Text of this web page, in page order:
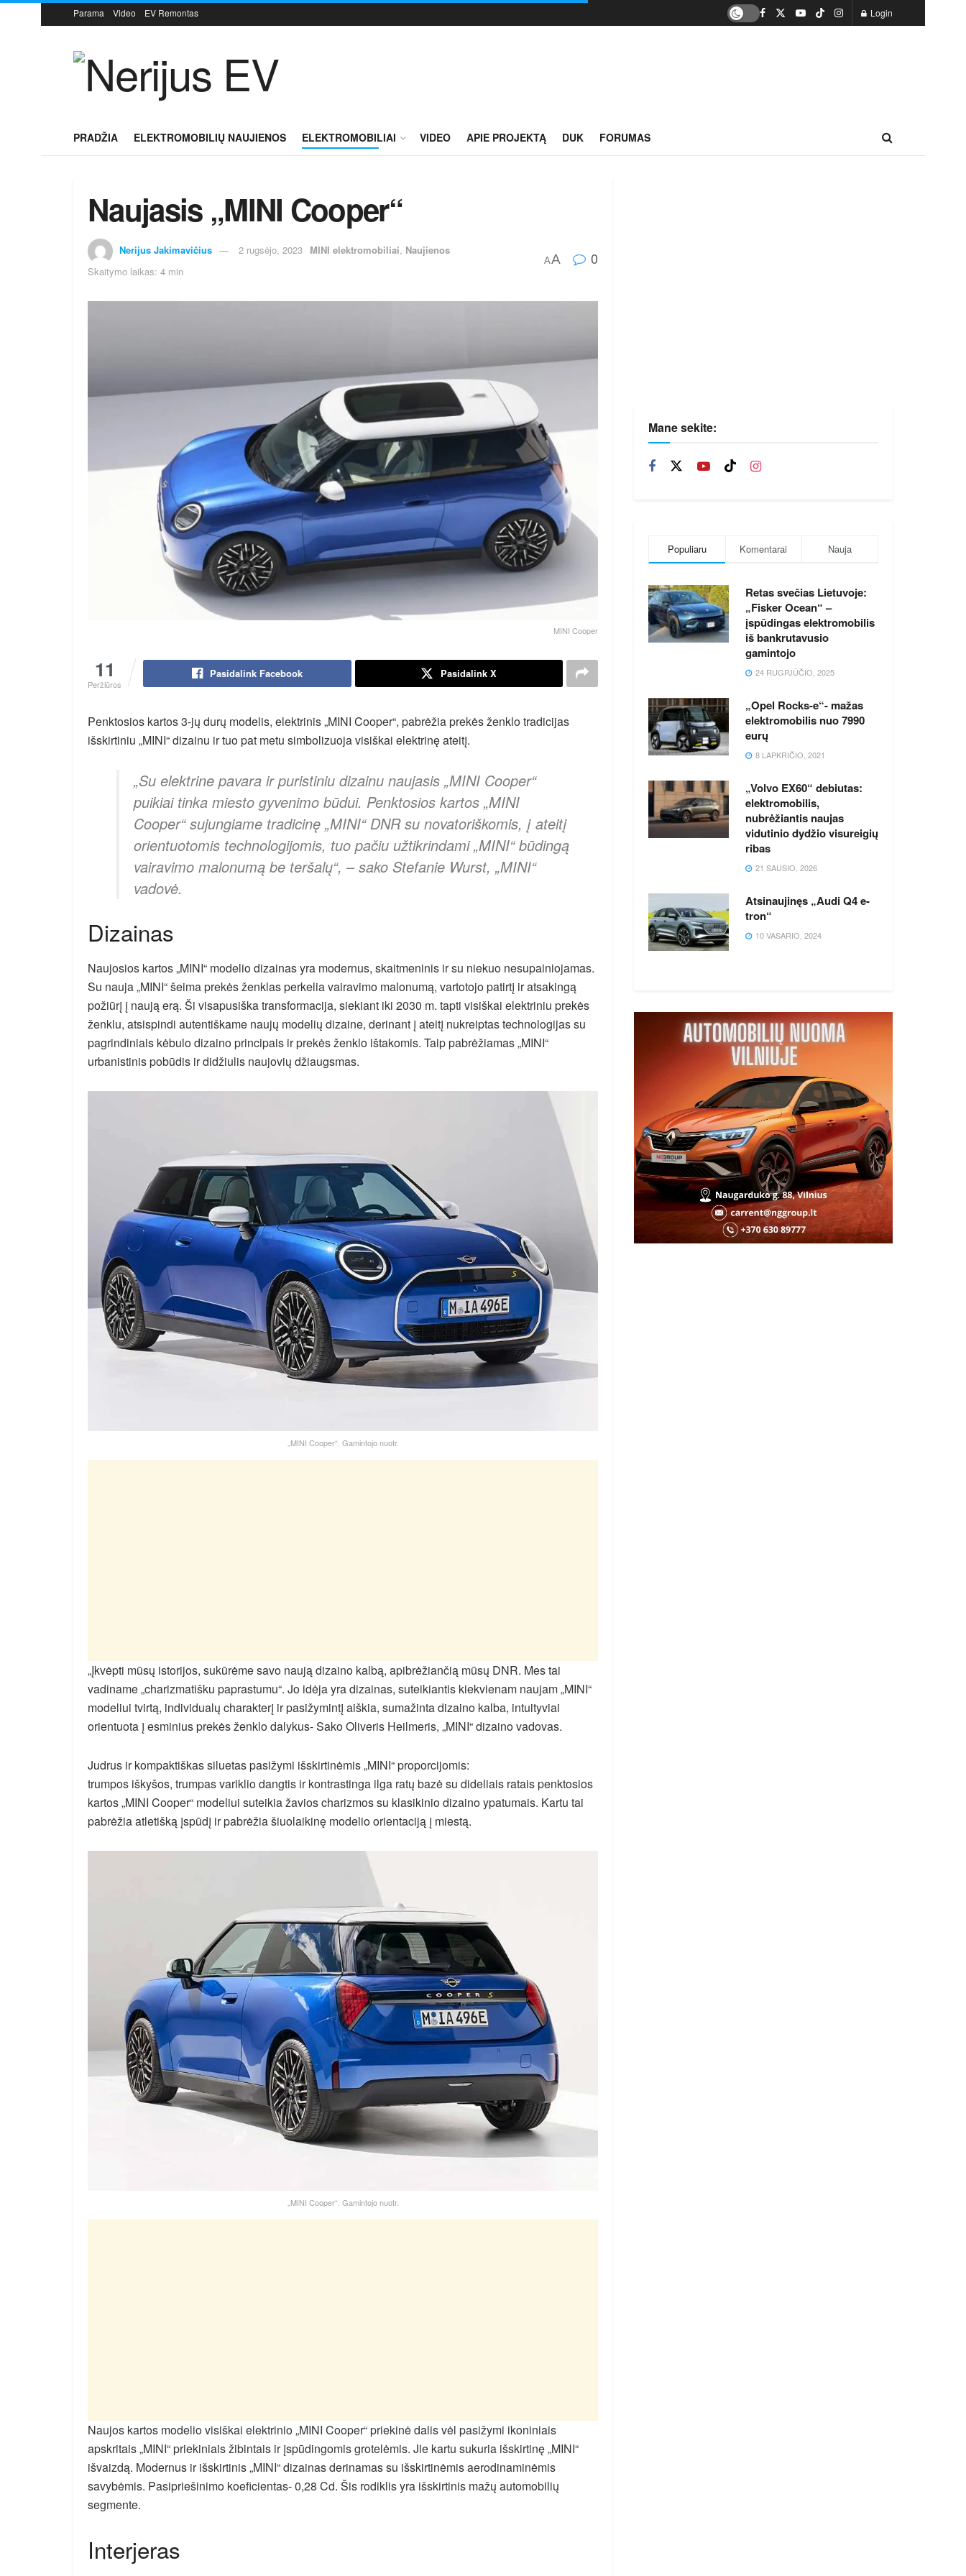
Parama Video EV Remontas Login
PRADŽIA ELEKTROMOBILIŲ NAUJIENOS ELEKTROMOBILIAI VIDEO APIE PROJEKTĄ DUK FORUMAS
Naujasis „MINI Cooper“
Nerijus Jakimavičius 2 rugsėjo, 2023 MINI elektromobiliai, Naujienos
Skaitymo laikas: 4 min
AA 0
MINI Cooper
11
Peržiūros
Pasidalink Facebook Pasidalink X
Penktosios kartos 3-jų durų modelis, elektrinis „MINI Cooper“, pabrėžia prekės ženklo tradicijas
išskirtiniu „MINI“ dizainu ir tuo pat metu simbolizuoja visiškai elektrinę ateitį.
„Su elektrine pavara ir puristiniu dizainu naujasis „MINI Cooper“
puikiai tinka miesto gyvenimo būdui. Penktosios kartos „MINI
Cooper“ sujungiame tradicinę „MINI“ DNR su novatoriškomis, į ateitį
orientuotomis technologijomis, tuo pačiu užtikrindami „MINI“ būdingą
vairavimo malonumą be teršalų“, – sako Stefanie Wurst, „MINI“
vadovė.
Dizainas
Naujosios kartos „MINI“ modelio dizainas yra modernus, skaitmeninis ir su niekuo nesupainiojamas.
Su nauja „MINI“ šeima prekės ženklas perkelia vairavimo malonumą, vartotojo patirtį ir atsakingą
požiūrį į naują erą. Ši visapusiška transformacija, siekiant iki 2030 m. tapti visiškai elektriniu prekės
ženklu, atsispindi autentiškame naujų modelių dizaine, derinant į ateitį nukreiptas technologijas su
pagrindiniais kėbulo dizaino principais ir prekės ženklo ištakomis. Taip pabrėžiamas „MINI“
urbanistinis pobūdis ir didžiulis naujovių džiaugsmas.
„MINI Cooper“. Gamintojo nuotr.
„Įkvėpti mūsų istorijos, sukūrėme savo naują dizaino kalbą, apibrėžiančią mūsų DNR. Mes tai
vadiname „charizmatišku paprastumu“. Jo idėja yra dizainas, suteikiantis kiekvienam naujam „MINI“
modeliui tvirtą, individualų charakterį ir pasižymintį aiškia, sumažinta dizaino kalba, intuityviai
orientuota į esminius prekės ženklo dalykus- Sako Oliveris Heilmeris, „MINI“ dizaino vadovas.
Judrus ir kompaktiškas siluetas pasižymi išskirtinėmis „MINI“ proporcijomis:
trumpos iškyšos, trumpas variklio dangtis ir kontrastinga ilga ratų bazė su dideliais ratais penktosios
kartos „MINI Cooper“ modeliui suteikia žavios charizmos su klasikinio dizaino ypatumais. Kartu tai
pabrėžia atletišką įspūdį ir pabrėžia šiuolaikinę modelio orientaciją į miestą.
„MINI Cooper“. Gamintojo nuotr.
Naujos kartos modelio visiškai elektrinio „MINI Cooper“ priekinė dalis vėl pasižymi ikoniniais
apskritais „MINI“ priekiniais žibintais ir įspūdingomis grotelėmis. Jie kartu sukuria išskirtinę „MINI“
išvaizdą. Modernus ir išskirtinis „MINI“ dizainas derinamas su išskirtinėmis aerodinaminėmis
savybėmis. Pasipriešinimo koeficientas- 0,28 Cd. Šis rodiklis yra išskirtinis mažų automobilių
segmente.
Interjeras
Mane sekite:
Populiaru Komentarai Nauja
Retas svečias Lietuvoje:
„Fisker Ocean“ –
įspūdingas elektromobilis
iš bankrutavusio
gamintojo
24 RUGPJŪČIO, 2025
„Opel Rocks-e“- mažas
elektromobilis nuo 7990
eurų
8 LAPKRIČIO, 2021
„Volvo EX60“ debiutas:
elektromobilis,
nubrėžiantis naujas
vidutinio dydžio visureigių
ribas
21 SAUSIO, 2026
Atsinaujinęs „Audi Q4 e-
tron“
10 VASARIO, 2024